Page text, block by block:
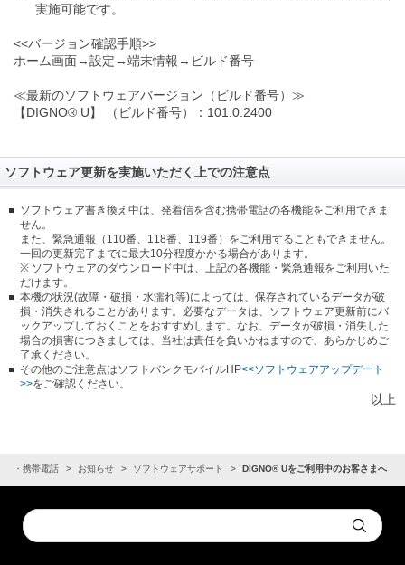
実施可能です。
<<バージョン確認手順>>
ホーム画面→設定→端末情報→ビルド番号
≪最新のソフトウェアバージョン（ビルド番号）≫
【DIGNO® U】 （ビルド番号）：101.0.2400
ソフトウェア更新を実施いただく上での注意点
ソフトウェア書き換え中は、発着信を含む携帯電話の各機能をご利用できま
せん。
また、緊急通報（110番、118番、119番）をご利用することもできません。
一回の更新完了までに最大10分程度かかる場合があります。
※ ソフトウェアのダウンロード中は、上記の各機能・緊急通報をご利用いた
だけます。
本機の状況(故障・破損・水濡れ等)によっては、保存されているデータが破
損・消失されることがあります。必要なデータは、ソフトウェア更新前にバ
ックアップしておくことをおすすめします。なお、データが破損・消失した
場合の損害につきましては、当社は責任を負いかねますので、あらかじめご
了承ください。
その他のご注意点はソフトバンクモバイルHP<<ソフトウェアアップデート
>>をご確認ください。
以上
ン・携帯電話 お知らせ ソフトウェアサポート DIGNO® Uをご利用中のお客さまへ
Conduct
a
Submit